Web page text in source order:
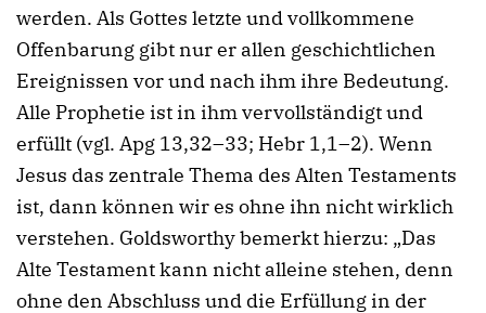
werden. Als Gottes letzte und vollkommene
Offenbarung gibt nur er allen geschichtlichen
Ereignissen vor und nach ihm ihre Bedeutung.
Alle Prophetie ist in ihm vervollständigt und
erfüllt (vgl. Apg 13,32–33; Hebr 1,1–2). Wenn
Jesus das zentrale Thema des Alten Testaments
ist, dann können wir es ohne ihn nicht wirklich
verstehen. Goldsworthy bemerkt hierzu: „Das
Alte Testament kann nicht alleine stehen, denn
ohne den Abschluss und die Erfüllung in der